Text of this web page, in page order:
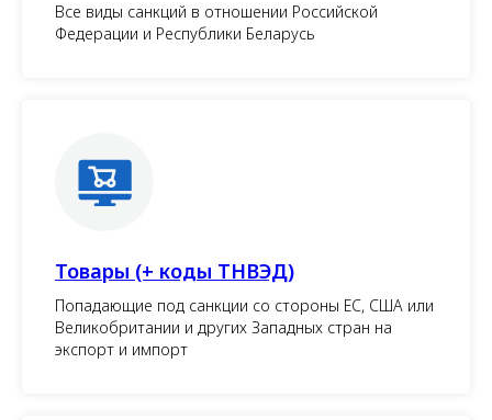
Все виды санкций в отношении Российской
Федерации и Республики Беларусь
Товары (+ коды ТНВЭД)
Попадающие под санкции со стороны ЕС, США или
Великобритании и других Западных стран на
экспорт и импорт